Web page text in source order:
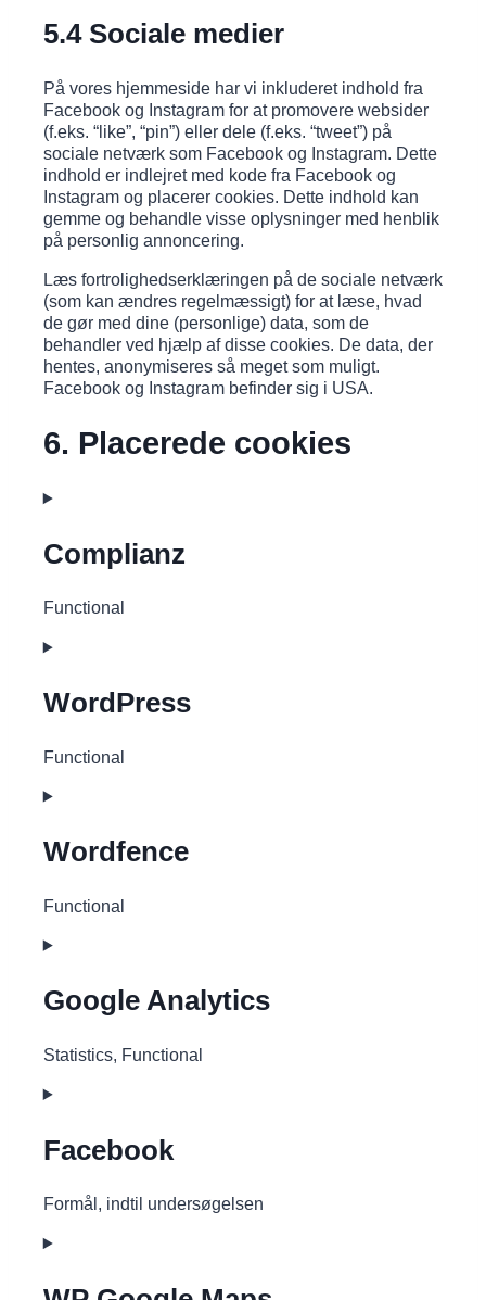
5.4 Sociale medier
På vores hjemmeside har vi inkluderet indhold fra
Facebook og Instagram for at promovere websider
(f.eks. “like”, “pin”) eller dele (f.eks. “tweet”) på
sociale netværk som Facebook og Instagram. Dette
indhold er indlejret med kode fra Facebook og
Instagram og placerer cookies. Dette indhold kan
gemme og behandle visse oplysninger med henblik
på personlig annoncering.
Læs fortrolighedserklæringen på de sociale netværk
(som kan ændres regelmæssigt) for at læse, hvad
de gør med dine (personlige) data, som de
behandler ved hjælp af disse cookies. De data, der
hentes, anonymiseres så meget som muligt.
Facebook og Instagram befinder sig i USA.
6. Placerede cookies
Complianz
Functional
Consent
service
complianz
WordPress
Functional
Consent
service
wordpress
Wordfence
Functional
Consent
service
wordfence
Google Analytics
Statistics, Functional
Consent
service
google-
Facebook
Formål, indtil undersøgelsen
Consent
service